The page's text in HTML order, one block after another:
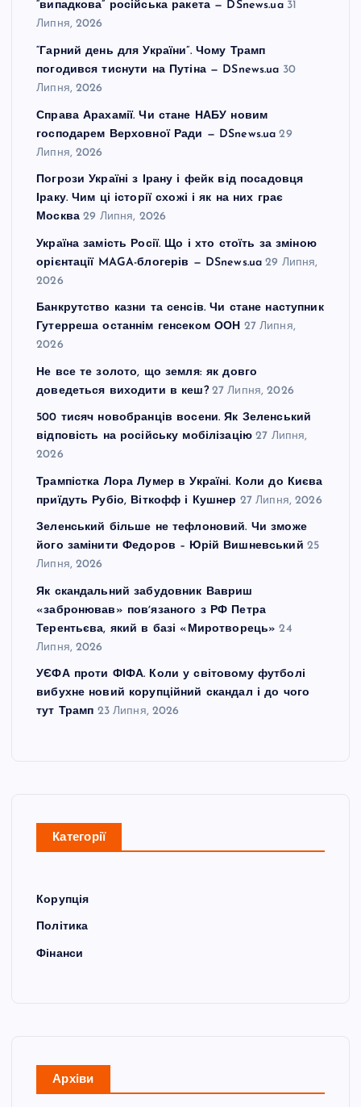
“випадкова” російська ракета — DSnews.ua 31
Липня, 2026
“Гарний день для України”. Чому Трамп
погодився тиснути на Путіна — DSnews.ua 30
Липня, 2026
Справа Арахамії. Чи стане НАБУ новим
господарем Верховної Ради — DSnews.ua 29
Липня, 2026
Погрози Україні з Ірану і фейк від посадовця
Іраку. Чим ці історії схожі і як на них грає
Москва 29 Липня, 2026
Україна замість Росії. Що і хто стоїть за зміною
орієнтації MAGA-блогерів — DSnews.ua 29 Липня,
2026
Банкрутство казни та сенсів. Чи стане наступник
Гутерреша останнім генсеком ООН 27 Липня,
2026
Не все те золото, що земля: як довго
доведеться виходити в кеш? 27 Липня, 2026
500 тисяч новобранців восени. Як Зеленський
відповість на російську мобілізацію 27 Липня,
2026
Трампістка Лора Лумер в Україні. Коли до Києва
приїдуть Рубіо, Віткофф і Кушнер 27 Липня, 2026
Зеленський більше не тефлоновий. Чи зможе
його замінити Федоров – Юрій Вишневський 25
Липня, 2026
Як скандальний забудовник Вавриш
«забронював» повʼязаного з РФ Петра
Терентьєва, який в базі «Миротворець» 24
Липня, 2026
УЄФА проти ФІФА. Коли у світовому футболі
вибухне новий корупційний скандал і до чого
тут Трамп 23 Липня, 2026
Категорії
Корупція
Політика
Фінанси
Архіви